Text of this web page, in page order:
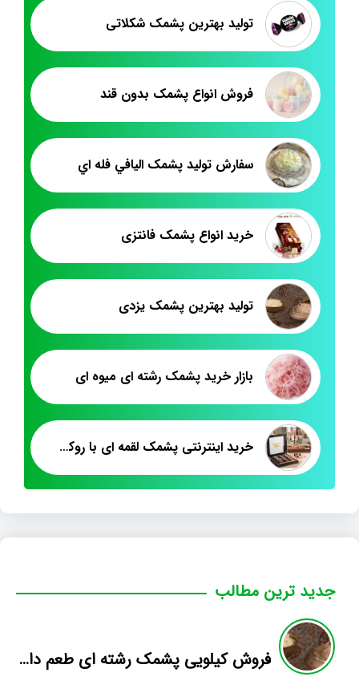
تولید بهترین پشمک شکلاتی
فروش انواع پشمک بدون قند
سفارش توليد پشمک اليافي فله اي
خرید انواع پشمک فانتزی
تولید بهترین پشمک یزدی
بازار خرید پشمک رشته ای میوه ای
خرید اینترنتی پشمک لقمه ای با روکش کاکائویی
جدید ترین مطالب
فروش کیلویی پشمک رشته ای طعم دار میوه